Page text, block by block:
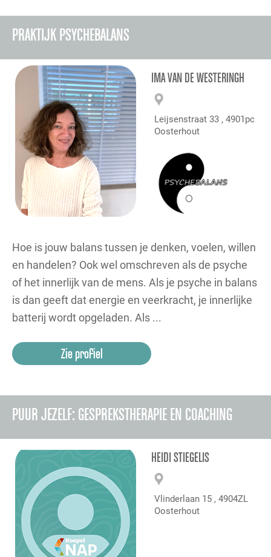
PRAKTIJK PSYCHEBALANS
IMA VAN DE WESTERINGH
Leijsenstraat 33 , 4901pc
Oosterhout
Hoe is jouw balans tussen je denken, voelen, willen
en handelen? Ook wel omschreven als de psyche
of het innerlijk van de mens. Als je psyche in balans
is dan geeft dat energie en veerkracht, je innerlijke
batterij wordt opgeladen. Als ...
Zie profiel
PUUR JEZELF: GESPREKSTHERAPIE EN COACHING
HEIDI STIEGELIS
Vlinderlaan 15 , 4904ZL
Oosterhout